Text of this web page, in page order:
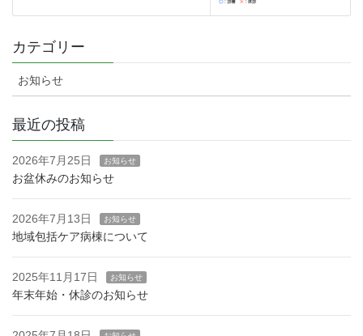
カテゴリー
お知らせ
最近の投稿
2026年7月25日 お知らせ
お盆休みのお知らせ
2026年7月13日 お知らせ
地域包括ケア病棟について
2025年11月17日 お知らせ
年末年始・休診のお知らせ